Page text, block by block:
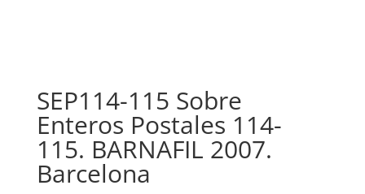
SEP114-115 Sobre
Enteros Postales 114-
115. BARNAFIL 2007.
Barcelona